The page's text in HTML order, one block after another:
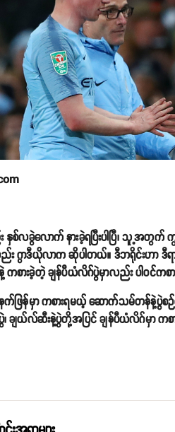
ခွဲလောက် နားခဲ့ရပြီးပါပြီ၊ သူ့အတွက် က
း ဂွာဒီယိုလာက ဆိုပါတယ်။ ဒီဘရိုင်းဟာ ဒီရ
ကစားခဲ့တဲ့ ချန်ပီယံလိဂ်ပွဲမှာလည်း ပါဝင်ကစာ
ဖြန်မှာ ကစားရမယ့် ဆောက်သမ်တန်နဲ့ပွဲစဉ်
၊ ချယ်လ်ဆီးနဲ့ပွဲတို့အပြင် ချန်ပီယံလိဂ်မှာ က